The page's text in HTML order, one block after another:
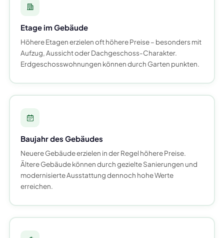
Etage im Gebäude
Höhere Etagen erzielen oft höhere Preise – besonders mit
Aufzug, Aussicht oder Dachgeschoss-Charakter.
Erdgeschosswohnungen können durch Garten punkten.
Baujahr des Gebäudes
Neuere Gebäude erzielen in der Regel höhere Preise.
Ältere Gebäude können durch gezielte Sanierungen und
modernisierte Ausstattung dennoch hohe Werte
erreichen.